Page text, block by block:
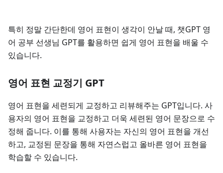
특히 정말 간단한데 영어 표현이 생각이 안날 때, 챗GPT 영
어 공부 선생님 GPT를 활용하면 쉽게 영어 표현을 배울 수
있습니다.
영어 표현 교정기 GPT
영어 표현을 세련되게 교정하고 리뷰해주는 GPT입니다. 사
용자의 영어 표현을 교정하고 더욱 세련된 영어 문장으로 수
정해 줍니다. 이를 통해 사용자는 자신의 영어 표현을 개선
하고, 교정된 문장을 통해 자연스럽고 올바른 영어 표현을
학습할 수 있습니다.